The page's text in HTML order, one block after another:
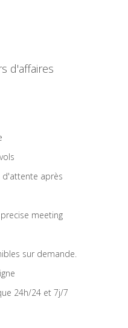
d'affaires
après
meeting
sur demande.
24h/24 et 7j/7